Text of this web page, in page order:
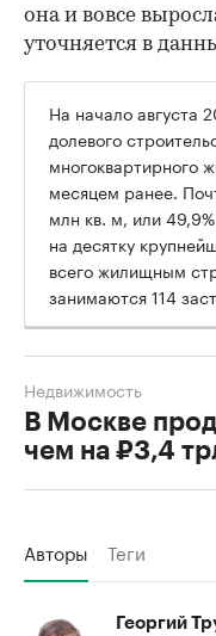
она и вовсе
уточняется в
На начало августа
долевого
многоквартирного
месяцем ранее.
млн кв. м, или
на десятку
всего жилищным
занимаются 114
В Москве
чем на ₽3,4
Недвижимость
Авторы Теги
Георгий